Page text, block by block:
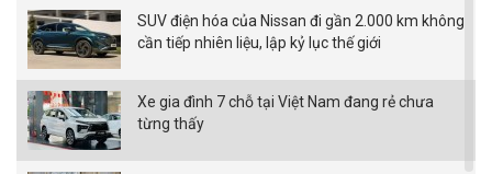
SUV điện hóa của Nissan đi gần 2.000 km không
cần tiếp nhiên liệu, lập kỷ lục thế giới
Xe gia đình 7 chỗ tại Việt Nam đang rẻ chưa
từng thấy